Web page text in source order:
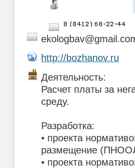
http://bozhanov.ru
Деятельность:
Расчет платы за
среду.
Разработка:
• проекта
размещение
• проекта